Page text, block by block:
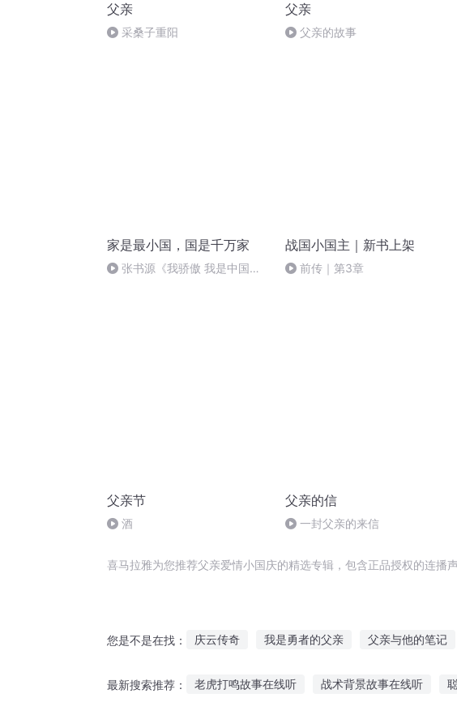
父亲
采桑子重阳
父亲
父亲的故事
家是最小国，国是千万家
张书源《我骄傲 我是中国
战国小国主｜新书上架
前传｜第3章
父亲节
酒
父亲的信
一封父亲的来信
喜马拉雅为您推荐父亲爱情小国庆的精选专辑，包含正品授权的连播
您是不是在找： 庆云传奇 我是勇者的父亲 父亲与他的笔记
最新搜索推荐： 老虎打鸣故事在线听 战术背景故事在线听